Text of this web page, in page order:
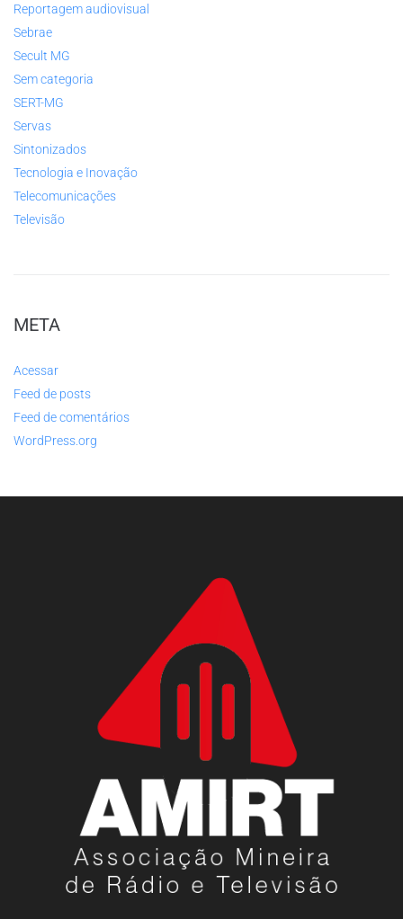
Reportagem audiovisual
Sebrae
Secult MG
Sem categoria
SERT-MG
Servas
Sintonizados
Tecnologia e Inovação
Telecomunicações
Televisão
META
Acessar
Feed de posts
Feed de comentários
WordPress.org